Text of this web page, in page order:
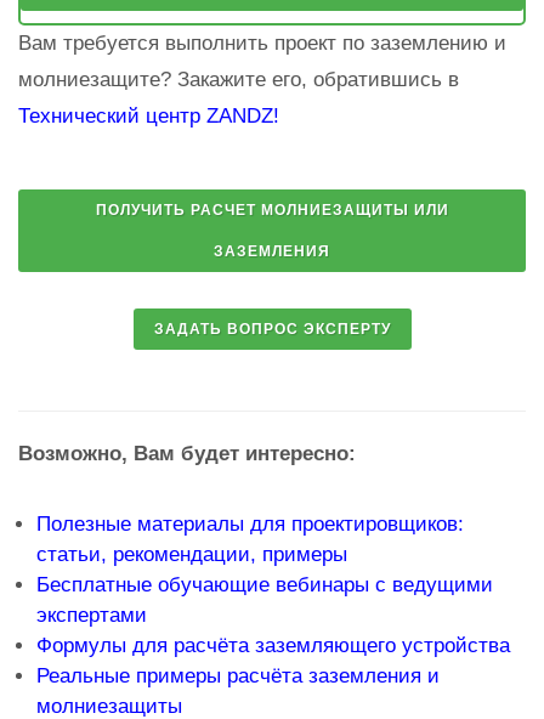
Вам требуется выполнить проект по заземлению и
молниезащите? Закажите его, обратившись в
Технический центр ZANDZ!
Возможно, Вам будет интересно:
Полезные материалы для проектировщиков:
статьи, рекомендации, примеры
Бесплатные обучающие вебинары с ведущими
экспертами
Формулы для расчёта заземляющего устройства
Реальные примеры расчёта заземления и
молниезащиты